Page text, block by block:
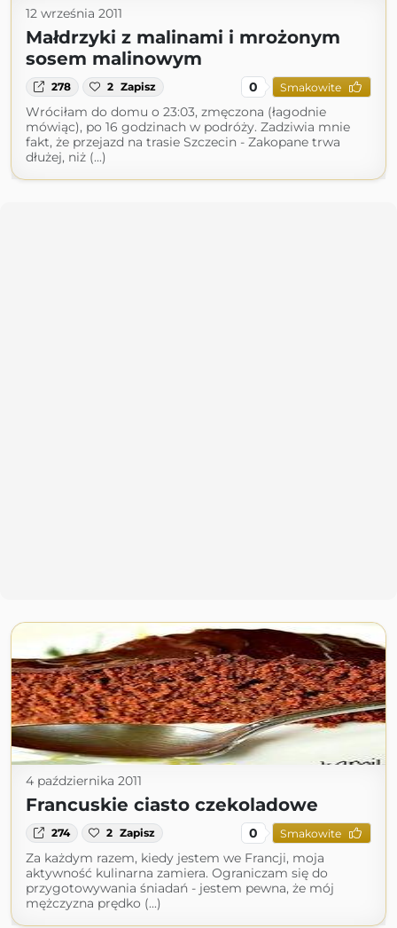
12 września 2011
Małdrzyki z malinami i mrożonym
sosem malinowym
278 2 Zapisz 0 Smakowite
Wróciłam do domu o 23:03, zmęczona (łagodnie
mówiąc), po 16 godzinach w podróży. Zadziwia mnie
fakt, że przejazd na trasie Szczecin - Zakopane trwa
dłużej, niż (...)
4 października 2011
Francuskie ciasto czekoladowe
274 2 Zapisz 0 Smakowite
Za każdym razem, kiedy jestem we Francji, moja
aktywność kulinarna zamiera. Ograniczam się do
przygotowywania śniadań - jestem pewna, że mój
mężczyzna prędko (...)